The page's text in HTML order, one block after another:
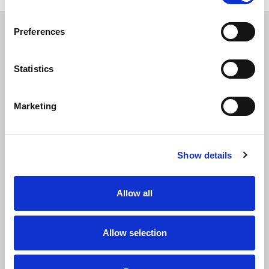
Preferences
Statistics
Marketing
Show details
Allow all
Allow selection
vriendschappen die blijven. Hun boodschap: werk